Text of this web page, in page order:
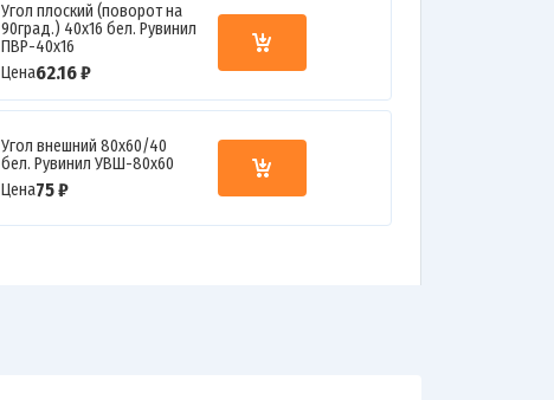
Угол плоский (поворот на
90град.) 40х16 бел. Рувинил
ПВР-40х16
Цена62.16 ₽
Угол внешний 80х60/40
бел. Рувинил УВШ-80х60
Цена75 ₽